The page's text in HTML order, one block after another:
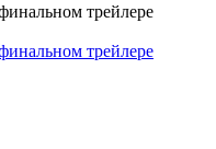
трейлере
трейлере